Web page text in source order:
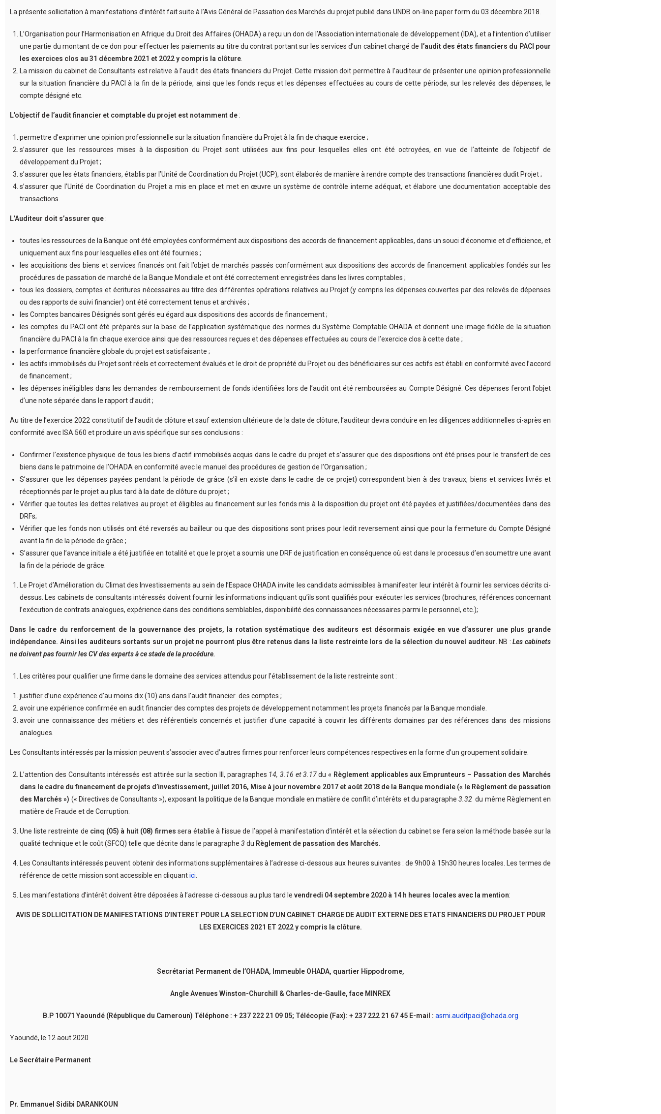
La présente sollicitation à manifestations d’intérêt fait suite à l’Avis Général de Passation des Marchés du projet publié dans UNDB on-line paper form du 03 décembre 2018.
L’Organisation pour l’Harmonisation en Afrique du Droit des Affaires (OHADA) a reçu un don de l’Association internationale de développement (IDA), et a l’intention d’utiliser
une partie du montant de ce don pour effectuer les paiements au titre du contrat portant sur les services d’un cabinet chargé de l’audit des états financiers du PACI pour
les exercices clos au 31 décembre 2021 et 2022 y compris la clôture
La mission du cabinet de Consultants est relative à l’audit des états financiers du Projet. Cette mission doit permettre à l’auditeur de présenter une opinion professionnelle
sur la situation financière du PACI à la fin de la période, ainsi que les fonds reçus et les dépenses effectuées au cours de cette période, sur les relevés des dépenses, le
compte désigné etc.
L’objectif de l’audit financier et comptable du projet est notamment de:
permettre d’exprimer une opinion professionnelle sur la situation financière du Projet à la fin de chaque exercice ;
s’assurer que les ressources mises à la disposition du Projet sont utilisées aux fins pour lesquelles elles ont été octroyées, en vue de l’atteinte de l’objectif de
développement du Projet ;
s’assurer que les états financiers, établis par l’Unité de Coordination du Projet (UCP), sont élaborés de manière à rendre compte des transactions financières dudit Projet ;
s’assurer que l’Unité de Coordination du Projet a mis en place et met en œuvre un système de contrôle interne adéquat, et élabore une documentation acceptable des
transactions.
L’Auditeur doit s’assurer que:
toutes les ressources de la Banque ont été employées conformément aux dispositions des accords de financement applicables, dans un souci d’économie et d’efficience, et
uniquement aux fins pour lesquelles elles ont été fournies ;
les acquisitions des biens et services financés ont fait l’objet de marchés passés conformément aux dispositions des accords de financement applicables fondés sur les
procédures de passation de marché de la Banque Mondiale et ont été correctement enregistrées dans les livres comptables ;
tous les dossiers, comptes et écritures nécessaires au titre des différentes opérations relatives au Projet (y compris les dépenses couvertes par des relevés de dépenses
ou des rapports de suivi financier) ont été correctement tenus et archivés ;
les Comptes bancaires Désignés sont gérés eu égard aux dispositions des accords de financement ;
les comptes du PACI ont été préparés sur la base de l’application systématique des normes du Système Comptable OHADA et donnent une image fidèle de la situation
financière du PACI à la fin chaque exercice ainsi que des ressources reçues et des dépenses effectuées au cours de l’exercice clos à cette date ;
la performance financière globale du projet est satisfaisante ;
les actifs immobilisés du Projet sont réels et correctement évalués et le droit de propriété du Projet ou des bénéficiaires sur ces actifs est établi en conformité avec l’accord
de financement ;
les dépenses inéligibles dans les demandes de remboursement de fonds identifiées lors de l’audit ont été remboursées au Compte Désigné. Ces dépenses feront l’objet
d’une note séparée dans le rapport d’audit ;
Au titre de l’exercice 2022 constitutif de l’audit de clôture et sauf extension ultérieure de la date de clôture, l’auditeur devra conduire en les diligences additionnelles ci-après en
conformité avec ISA 560 et produire un avis spécifique sur ses conclusions :
Confirmer l’existence physique de tous les biens d’actif immobilisés acquis dans le cadre du projet et s’assurer que des dispositions ont été prises pour le transfert de ces
biens dans le patrimoine de l’OHADA en conformité avec le manuel des procédures de gestion de l’Organisation ;
S’assurer que les dépenses payées pendant la période de grâce (s’il en existe dans le cadre de ce projet) correspondent bien à des travaux, biens et services livrés et
réceptionnés par le projet au plus tard à la date de clôture du projet ;
Vérifier que toutes les dettes relatives au projet et éligibles au financement sur les fonds mis à la disposition du projet ont été payées et justifiées/documentées dans des
DRFs;
Vérifier que les fonds non utilisés ont été reversés au bailleur ou que des dispositions sont prises pour ledit reversement ainsi que pour la fermeture du Compte Désigné
avant la fin de la période de grâce ;
S’assurer que l’avance initiale a été justifiée en totalité et que le projet a soumis une DRF de justification en conséquence où est dans le processus d’en soumettre une avant
la fin de la période de grâce.
Le Projet d’Amélioration du Climat des Investissements au sein de l’Espace OHADA invite les candidats admissibles à manifester leur intérêt à fournir les services décrits ci-
dessus. Les cabinets de consultants intéressés doivent fournir les informations indiquant qu’ils sont qualifiés pour exécuter les services (brochures, références concernant
l’exécution de contrats analogues, expérience dans des conditions semblables, disponibilité des connaissances nécessaires parmi le personnel, etc.);
Dans le cadre du renforcement de la gouvernance des projets, la rotation systématique des auditeurs est désormais exigée en vue d’assurer une plus grande
indépendance. Ainsi les auditeurs sortants sur un projet ne pourront plus être retenus dans la liste restreinte lors de la sélection du nouvel auditeur. NB :Les cabinets
ne doivent pas fournir les CV des experts à ce stade de la procédure.
Les critères pour qualifier une firme dans le domaine des services attendus pour l’établissement de la liste restreinte sont :
justifier d’une expérience d’au moins dix (10) ans dans l’audit financier des comptes ;
avoir une expérience confirmée en audit financier des comptes des projets de développement notamment les projets financés par la Banque mondiale.
avoir une connaissance des métiers et des référentiels concernés et justifier d’une capacité à couvrir les différents domaines par des références dans des missions
analogues.
Les Consultants intéressés par la mission peuvent s’associer avec d’autres firmes pour renforcer leurs compétences respectives en la forme d’un groupement solidaire.
L’attention des Consultants intéressés est attirée sur la section III, paragraphes 14, 3.16 et 3.17du « Règlement applicables aux Emprunteurs – Passation des Marchés
dans le cadre du financement de projets d’investissement, juillet 2016, Mise à jour novembre 2017 et août 2018 de la Banque mondiale (« le Règlement de passation
des Marchés ») (« Directives de Consultants »), exposant la politique de la Banque mondiale en matière de conflit d’intérêts et du paragraphe3.32 du même Règlement en
matière de Fraude et de Corruption.
Une liste restreinte de cinq (05) à huit (08) firmes sera établie à l’issue de l’appel à manifestation d’intérêt et la sélection du cabinet se fera selon la méthode basée sur la
qualité technique et le coût (SFCQ) telle que décrite dans le paragraphe 3 du Règlement de passation des Marchés.
Les Consultants intéressés peuvent obtenir des informations supplémentaires à l’adresse ci-dessous aux heures suivantes : de 9h00 à 15h30 heures locales. Les termes de
référence de cette mission sont accessible en cliquantici
Les manifestations d’intérêt doivent être déposées à l’adresse ci-dessous au plus tard le vendredi 04 septembre 2020 à 14 h heures locales avec la mention:
AVIS DE SOLLICITATION DE MANIFESTATIONS D’INTERET POUR LA SELECTION D’UN CABINET CHARGE DE AUDIT EXTERNE DES ETATS FINANCIERS DU PROJET POUR
LES EXERCICES 2021 ET 2022 y compris la clôture.
Secrétariat Permanent de l’OHADA, Immeuble OHADA, quartier Hippodrome,
Angle Avenues Winston-Churchill & Charles-de-Gaulle, face MINREX
B.P 10071 Yaoundé (République du Cameroun) Téléphone : + 237 222 21 09 05; Télécopie (Fax): + 237 222 21 67 45 E-mail : asmi.auditpaci@ohada.org
Yaoundé, le 12 aout 2020
Le Secrétaire Permanent
Pr. Emmanuel Sidibi DARANKOUN